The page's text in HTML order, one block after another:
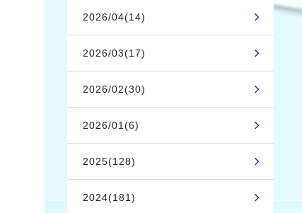
2026/04(14)
2026/03(17)
2026/02(30)
2026/01(6)
2025(128)
2024(181)